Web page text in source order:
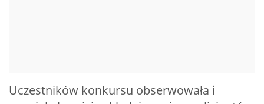
Uczestników konkursu obserwowała i